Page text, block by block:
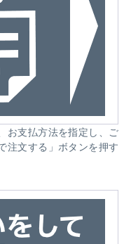
お支払方法を指定し、ご
注文する」ボタンを押す